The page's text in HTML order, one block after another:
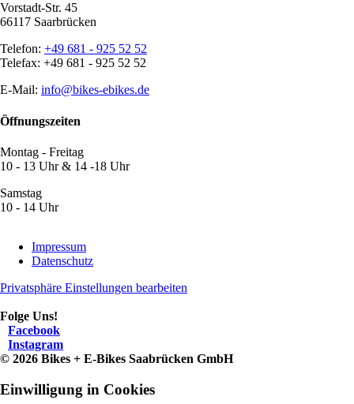
Vorstadt-Str. 45
66117 Saarbrücken
Telefon: +49 681 - 925 52 52
Telefax: +49 681 - 925 52 52
E-Mail: info@bikes-ebikes.de
Öffnungszeiten
Montag - Freitag
10 - 13 Uhr & 14 -18 Uhr
Samstag
10 - 14 Uhr
überspringen
Impressum
Datenschutz
Privatsphäre Einstellungen bearbeiten
Folge Uns!
Facebook
Instagram
© 2026 Bikes + E-Bikes Saabrücken GmbH
Einwilligung in Cookies